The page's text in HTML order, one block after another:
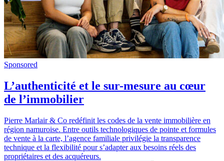
Sponsored
L’authenticité et le sur-mesure au cœur
de l’immobilier
Pierre Marlair & Co redéfinit les codes de la vente immobilière en
région namuroise. Entre outils technologiques de pointe et formules
de vente à la carte, l’agence familiale privilégie la transparence
technique et la flexibilité pour s’adapter aux besoins réels des
propriétaires et des acquéreurs.